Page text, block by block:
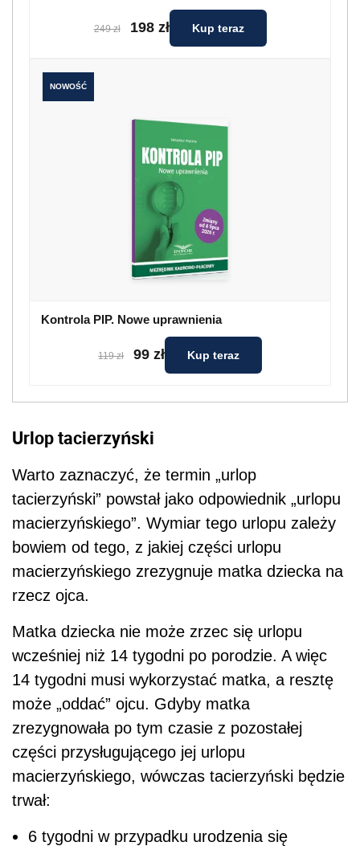
249 zł 198 zł Kup teraz
NOWOŚĆ
Kontrola PIP. Nowe uprawnienia
119 zł 99 zł Kup teraz
Urlop tacierzyński
Warto zaznaczyć, że termin „urlop
tacierzyński” powstał jako odpowiednik „urlopu
macierzyńskiego”. Wymiar tego urlopu zależy
bowiem od tego, z jakiej części urlopu
macierzyńskiego zrezygnuje matka dziecka na
rzecz ojca.
Matka dziecka nie może zrzec się urlopu
wcześniej niż 14 tygodni po porodzie. A więc
14 tygodni musi wykorzystać matka, a resztę
może „oddać” ojcu. Gdyby matka
zrezygnowała po tym czasie z pozostałej
części przysługującego jej urlopu
macierzyńskiego, wówczas tacierzyński będzie
trwał:
6 tygodni w przypadku urodzenia się